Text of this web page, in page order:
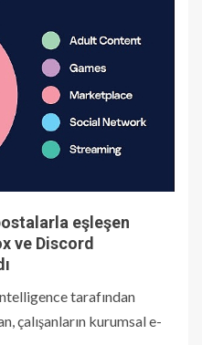
eşleşen
ve Discord
tarafından
çalışanların kurumsal e-